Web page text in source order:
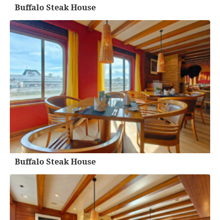
Buffalo Steak House
Buffalo Steak House